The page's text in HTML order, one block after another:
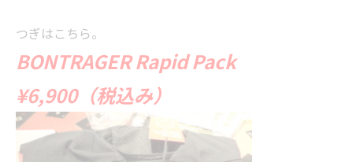
つぎはこちら。
BONTRAGER Rapid Pack
¥6,900（税込み）